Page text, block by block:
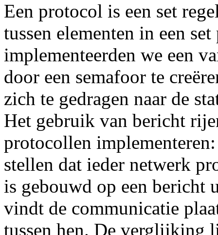
Een protocol is een set
tussen elementen in een
implementeerden we een
door een semafoor te
zich te gedragen naar de
Het gebruik van bericht
protocollen
stellen dat ieder netwerk
is gebouwd op een bericht
vindt de communicatie
tussen hen. De verglijking